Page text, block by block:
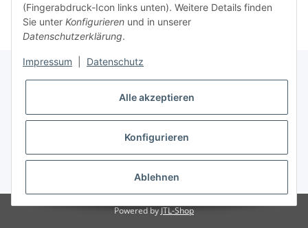
Gesetzliche Informationen
* Alle Preise inkl. gesetzlicher USt., zzgl.Versand
Powered byJTL-Shop
(Fingerabdruck-Icon links unten). Weitere Details finden
Sie unter Konfigurieren und in unserer
Datenschutzerklärung.
Impressum Datenschutz
Alle akzeptieren
Konfigurieren
Ablehnen